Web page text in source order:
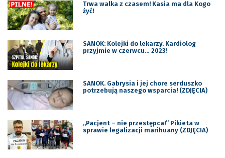
Trwa walka z czasem! Kasia ma dla Kogo
żyć!
SANOK: Kolejki do lekarzy. Kardiolog
przyjmie w czerwcu… 2023!
SANOK. Gabrysia i jej chore serduszko
potrzebują naszego wsparcia! (ZDJĘCIA)
„Pacjent – nie przestępca!” Pikieta w
sprawie legalizacji marihuany (ZDJĘCIA)